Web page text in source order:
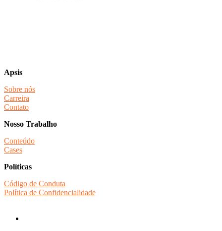
Apsis
Sobre nós
Carreira
Contato
Nosso Trabalho
Conteúdo
Cases
Políticas
Código de Conduta
Política de Confidencialidade